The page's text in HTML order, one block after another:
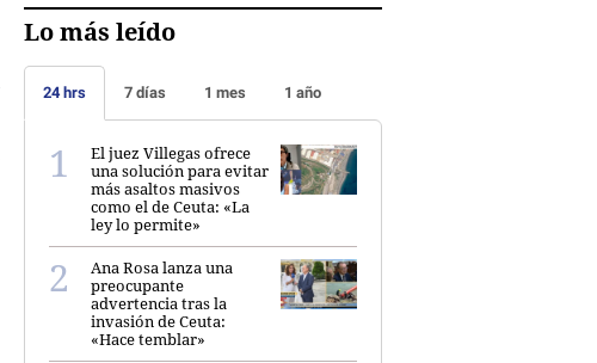
Lo más leído
24 hrs 7 días 1 mes 1 año
El juez Villegas ofrece
una solución para evitar
más asaltos masivos
como el de Ceuta: «La
ley lo permite»
Ana Rosa lanza una
preocupante
advertencia tras la
invasión de Ceuta:
«Hace temblar»